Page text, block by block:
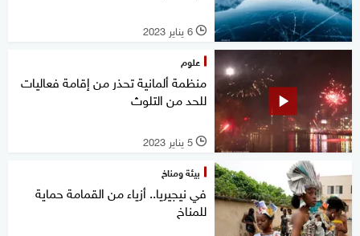
l 6 يناير 2023
علوم
منظمة ألمانية تحذر من إقامة فعاليات
للحد من التلوث
l 5 يناير 2023
بيئة ومناخ
في نيجيريا.. أزياء من القمامة حماية
للمناخ